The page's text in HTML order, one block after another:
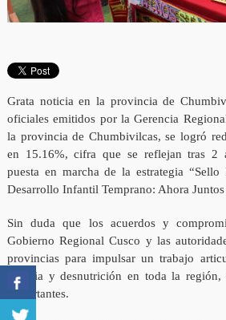
Grata noticia en la provincia de
oficiales emitidos por la Gerencia
la provincia de Chumbivilcas, se logró
en 15.16%, cifra que se reflejan tras 2
puesta en marcha de la estrategia
Desarrollo Infantil Temprano: Ahora
Sin duda que los acuerdos y
Gobierno Regional Cusco y las
provincias para impulsar un trabajo
anemia y desnutrición en toda la
importantes.